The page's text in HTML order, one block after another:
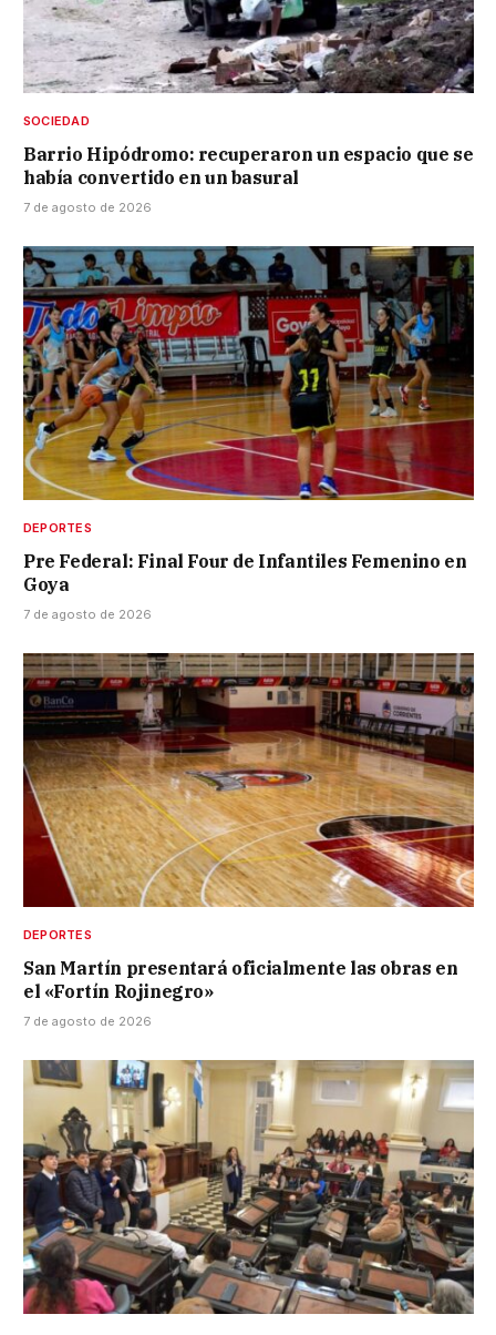
SOCIEDAD
Barrio Hipódromo: recuperaron un espacio que se
había convertido en un basural
7 de agosto de 2026
DEPORTES
Pre Federal: Final Four de Infantiles Femenino en
Goya
7 de agosto de 2026
DEPORTES
San Martín presentará oficialmente las obras en
el «Fortín Rojinegro»
7 de agosto de 2026